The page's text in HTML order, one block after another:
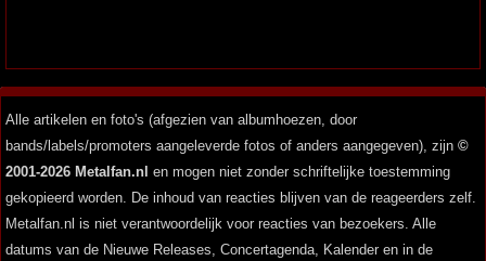
Alle artikelen en foto's (afgezien van albumhoezen, door
bands/labels/promoters aangeleverde fotos of anders aangegeven), zijn ©
2001-2026 Metalfan.nl en mogen niet zonder schriftelijke toestemming
gekopieerd worden. De inhoud van reacties blijven van de reageerders zelf.
Metalfan.nl is niet verantwoordelijk voor reacties van bezoekers. Alle
datums van de Nieuwe Releases, Concertagenda, Kalender en in de